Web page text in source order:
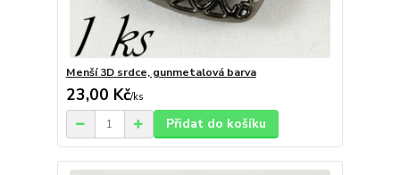
Menší 3D srdce, gunmetalová barva
23,00 Kč/ks
Přidat do košíku